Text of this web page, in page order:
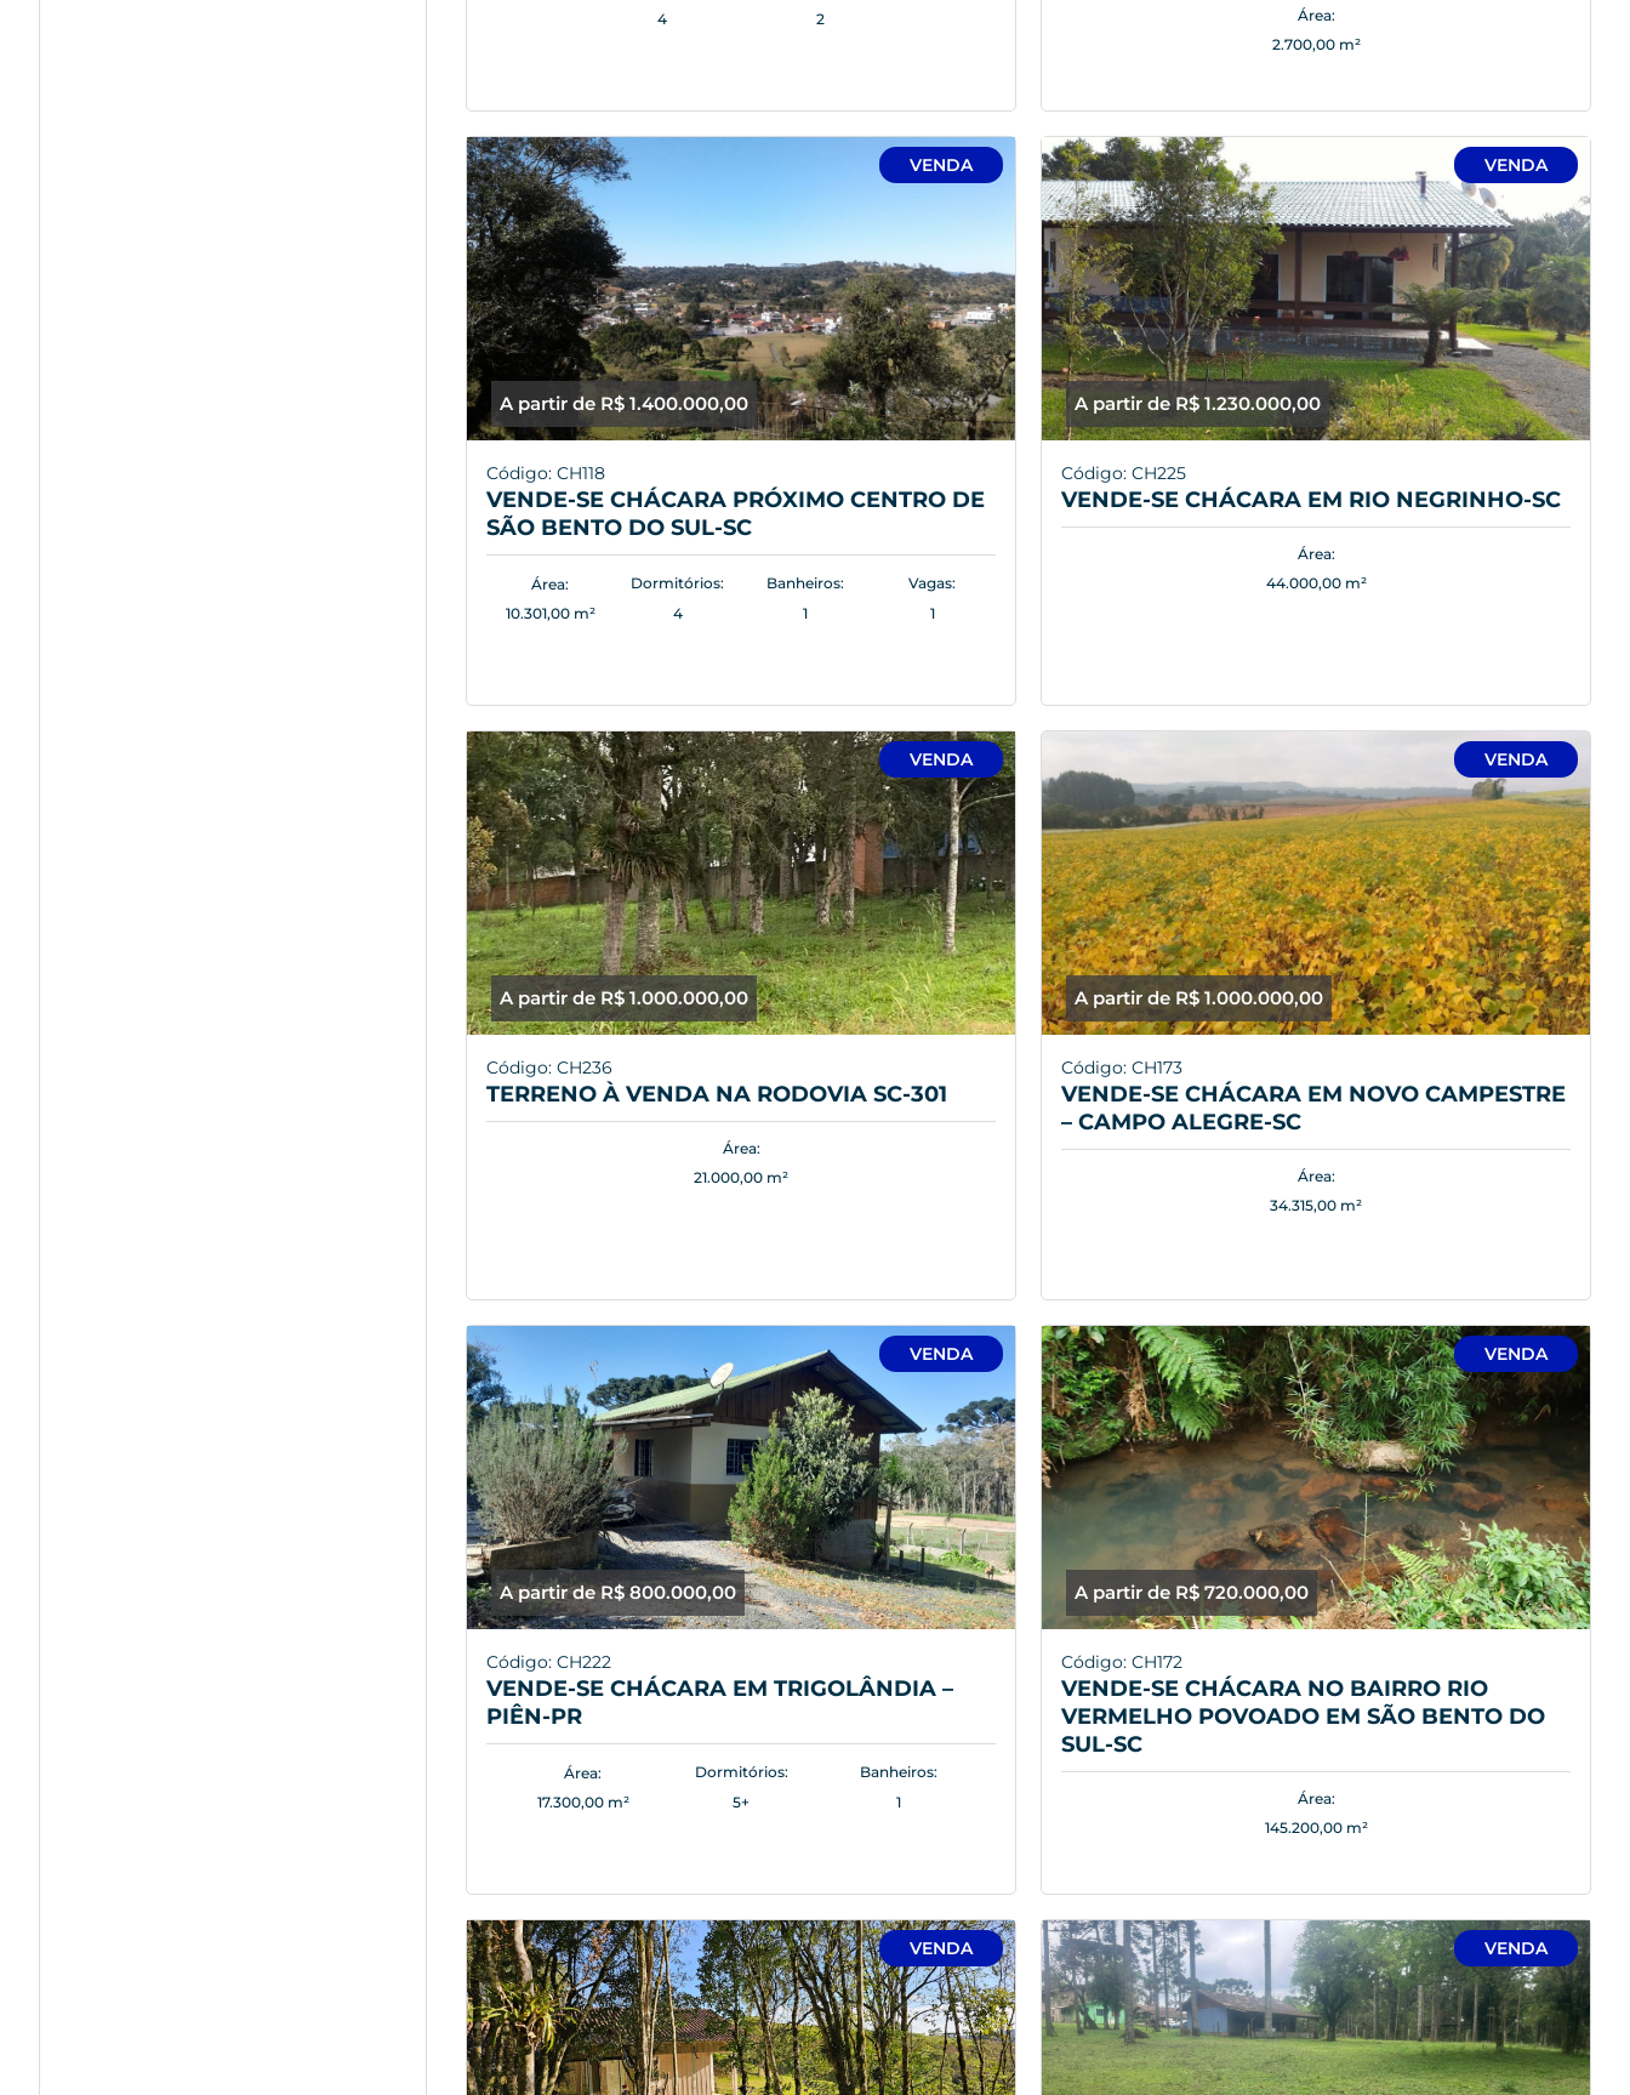
4
2
Área:
2.700,00 m²
A partir de R$ 1.400.000,00
VENDA
Código: CH118
VENDE-SE CHÁCARA PRÓXIMO CENTRO DE
SÃO BENTO DO SUL-SC
Área:
10.301,00 m²
Dormitórios:
4
Banheiros:
1
Vagas:
1
A partir de R$ 1.230.000,00
VENDA
Código: CH225
VENDE-SE CHÁCARA EM RIO NEGRINHO-SC
Área:
44.000,00 m²
A partir de R$ 1.000.000,00
VENDA
Código: CH236
TERRENO À VENDA NA RODOVIA SC-301
Área:
21.000,00 m²
A partir de R$ 1.000.000,00
VENDA
Código: CH173
VENDE-SE CHÁCARA EM NOVO CAMPESTRE
– CAMPO ALEGRE-SC
Área:
34.315,00 m²
A partir de R$ 800.000,00
VENDA
Código: CH222
VENDE-SE CHÁCARA EM TRIGOLÂNDIA –
PIÊN-PR
Área:
17.300,00 m²
Dormitórios:
5+
Banheiros:
1
A partir de R$ 720.000,00
VENDA
Código: CH172
VENDE-SE CHÁCARA NO BAIRRO RIO
VERMELHO POVOADO EM SÃO BENTO DO
SUL-SC
Área:
145.200,00 m²
VENDA VENDA